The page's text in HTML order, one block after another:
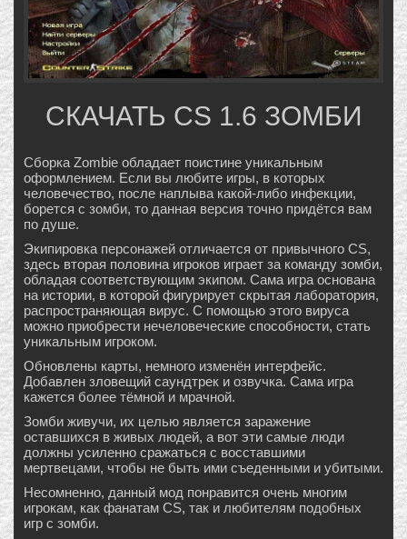
СКАЧАТЬ CS 1.6 ЗОМБИ
Сборка Zombie обладает поистине уникальным
оформлением. Если вы любите игры, в которых
человечество, после наплыва какой-либо инфекции,
борется с зомби, то данная версия точно придётся вам
по душе.
Экипировка персонажей отличается от привычного CS,
здесь вторая половина игроков играет за команду зомби,
обладая соответствующим экипом. Сама игра основана
на истории, в которой фигурирует скрытая лаборатория,
распространяющая вирус. С помощью этого вируса
можно приобрести нечеловеческие способности, стать
уникальным игроком.
Обновлены карты, немного изменён интерфейс.
Добавлен зловещий саундтрек и озвучка. Сама игра
кажется более тёмной и мрачной.
Зомби живучи, их целью является заражение
оставшихся в живых людей, а вот эти самые люди
должны усиленно сражаться с восставшими
мертвецами, чтобы не быть ими съеденными и убитыми.
Несомненно, данный мод понравится очень многим
игрокам, как фанатам CS, так и любителям подобных
игр с зомби.